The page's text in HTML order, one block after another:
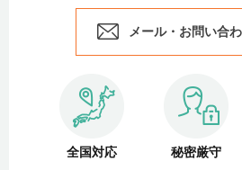
メール・お問い合
全国対応 秘密厳守